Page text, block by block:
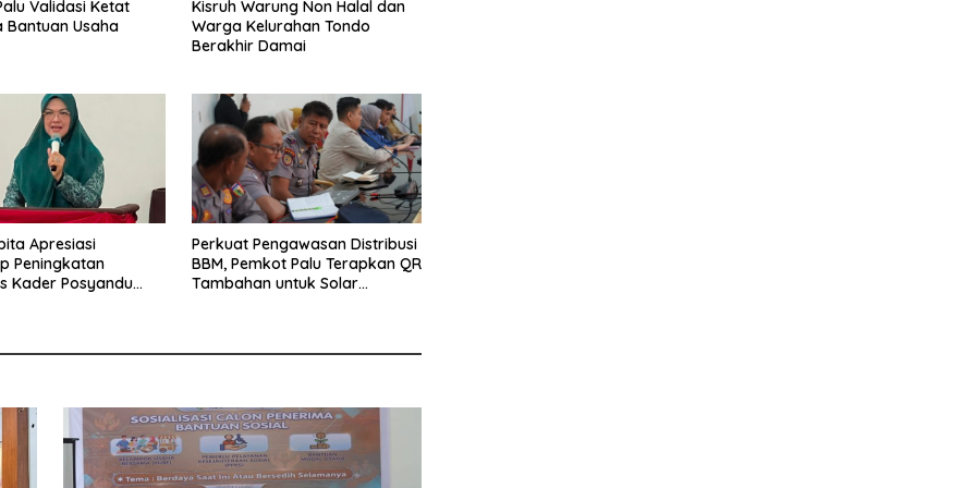
Validasi Ketat
Bantuan Usaha
Kisruh Warung Non Halal dan
Warga Kelurahan Tondo
Berakhir Damai
Apresiasi
Peningkatan
Kader Posyandu
Perkuat Pengawasan Distribusi
BBM, Pemkot Palu Terapkan QR
Tambahan untuk Solar